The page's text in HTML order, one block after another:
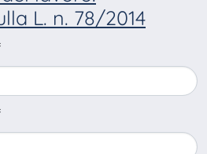
L. n. 78/2014